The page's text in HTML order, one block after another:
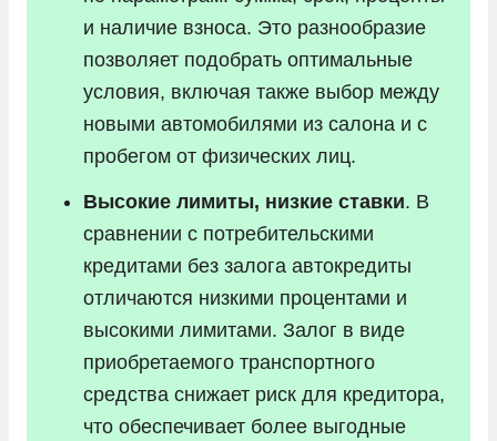
и наличие взноса. Это разнообразие
позволяет подобрать оптимальные
условия, включая также выбор между
новыми автомобилями из салона и с
пробегом от физических лиц.
Высокие лимиты, низкие ставки. В
сравнении с потребительскими
кредитами без залога автокредиты
отличаются низкими процентами и
высокими лимитами. Залог в виде
приобретаемого транспортного
средства снижает риск для кредитора,
что обеспечивает более выгодные